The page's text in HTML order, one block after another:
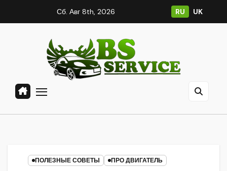
к
Сб. Авг 8th, 2026 RU UK
ПОЛЕЗНЫЕ СОВЕТЫ ПРО ДВИГАТЕЛЬ